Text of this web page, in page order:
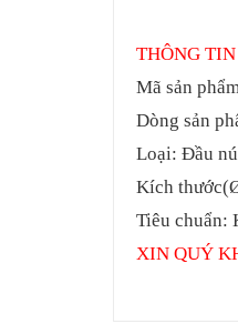
THÔNG
Mã sản
Dòng sản
Loại: Đầu
Kích
Tiêu chuẩn:
XIN QUÝ